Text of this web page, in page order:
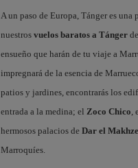
A un paso de Europa, Tánger es
nuestros vuelos baratos a Tánger
ensueño que harán de tu viaje a
impregnará de la esencia de
patios y jardines, encontrarás los
entrada a la medina; el Zoco Chico,
hermosos palacios de Dar el
Marroquíes.